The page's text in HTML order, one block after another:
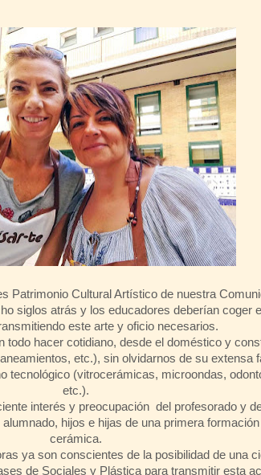
Patrimonio Cultural Artístico de nuestra
siglos atrás y los educadores deberían coger
este arte y oficio necesarios.
todo hacer cotidiano, desde el doméstico y
etc.), sin olvidarnos de su extensa
tecnológico (vitrocerámicas, microondas,
etc.).
interés y preocupación del profesorado y
hijos e hijas de una primera
cerámica.
ya son conscientes de la posibilidad de una
de Sociales y Plástica para transmitir esta